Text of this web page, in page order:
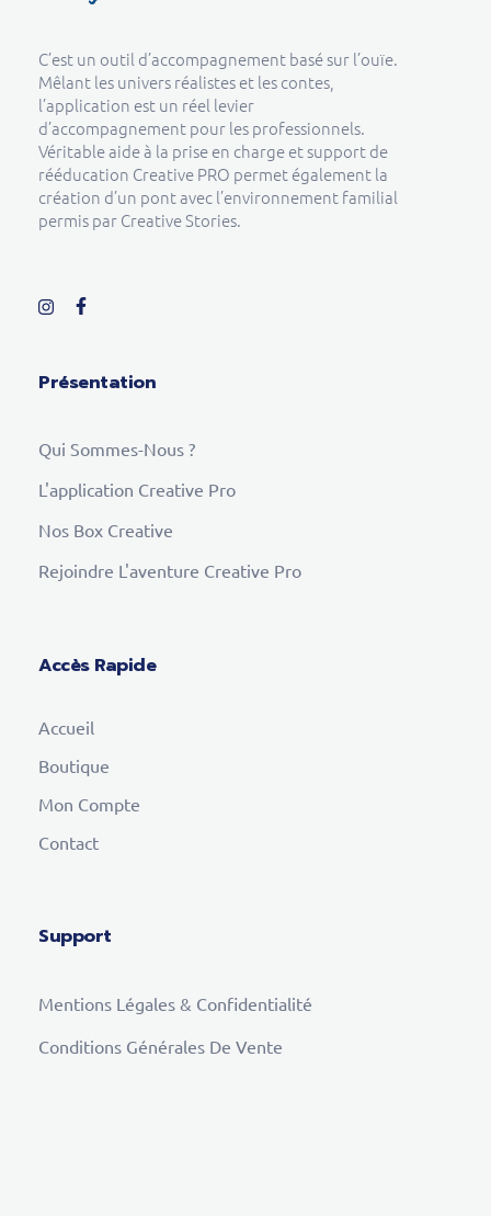
C’est un outil d’accompagnement basé sur l’ouïe.
Mêlant les univers réalistes et les contes,
l’application est un réel levier
d’accompagnement pour les professionnels.
Véritable aide à la prise en charge et support de
rééducation Creative PRO permet également la
création d’un pont avec l’environnement familial
permis par Creative Stories.
Présentation
Qui Sommes-Nous ?
L'application Creative Pro
Nos Box Creative
Rejoindre L'aventure Creative Pro
Accès Rapide
Accueil
Boutique
Mon Compte
Contact
Support
Mentions Légales & Confidentialité
Conditions Générales De Vente